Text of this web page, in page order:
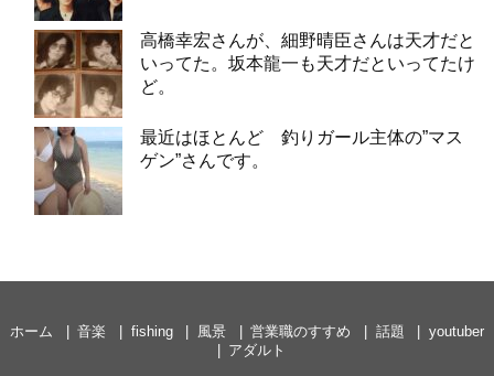
高橋幸宏さんが、細野晴臣さんは天才だと
いってた。坂本龍一も天才だといってたけ
ど。
最近はほとんど 釣りガール主体の”マス
ゲン”さんです。
ホーム 音楽 fishing 風景 営業職のすすめ 話題
youtuber
アダルト